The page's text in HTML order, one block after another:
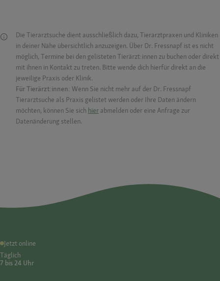
Die Tierarztsuche dient ausschließlich dazu, Tierarztpraxen und Kliniken
in deiner Nähe übersichtlich anzuzeigen. Über Dr. Fressnapf ist es nicht
möglich, Termine bei den gelisteten Tierärzt:innen zu buchen oder direkt
mit ihnen in Kontakt zu treten. Bitte wende dich hierfür direkt an die
jeweilige Praxis oder Klinik.
Für Tierärzt:innen: Wenn Sie nicht mehr auf der Dr. Fressnapf
Tierarztsuche als Praxis gelistet werden oder Ihre Daten ändern
möchten, können Sie sich hier abmelden oder eine Anfrage zur
Datenänderung stellen.
Jetzt online
Täglich
7 bis 24 Uhr